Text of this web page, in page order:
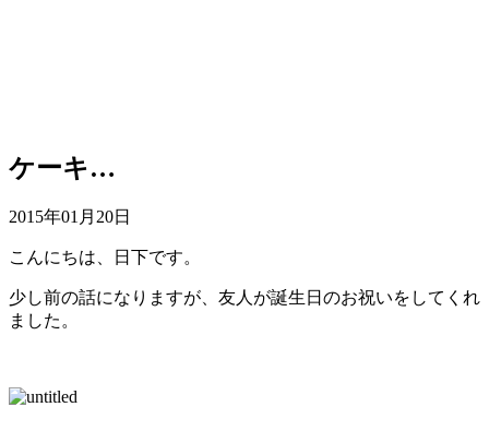
ケーキ…
2015年01月20日
こんにちは、日下です。
少し前の話になりますが、友人が誕生日のお祝いをしてくれ
ました。